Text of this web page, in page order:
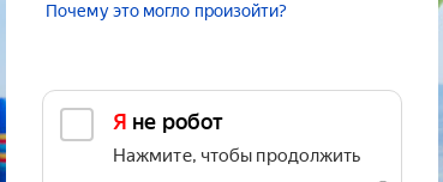
Почему это могло произойти?
Я не робот
Нажмите, чтобы продолжить